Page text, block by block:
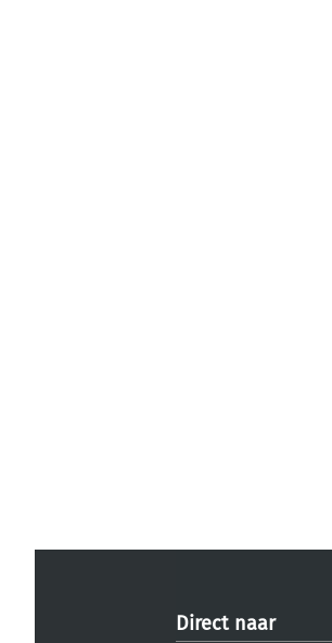
Direct naar